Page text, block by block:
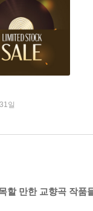
일
할 만한 교향곡 작품